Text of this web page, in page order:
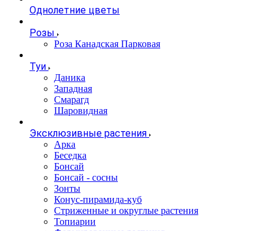
Однолетние цветы
Розы
Роза Канадская Парковая
Туи
Даника
Западная
Смарагд
Шаровидная
Эксклюзивные растения
Арка
Беседка
Бонсай
Бонсай - сосны
Зонты
Конус-пирамида-куб
Стриженные и округлые растения
Топиарии